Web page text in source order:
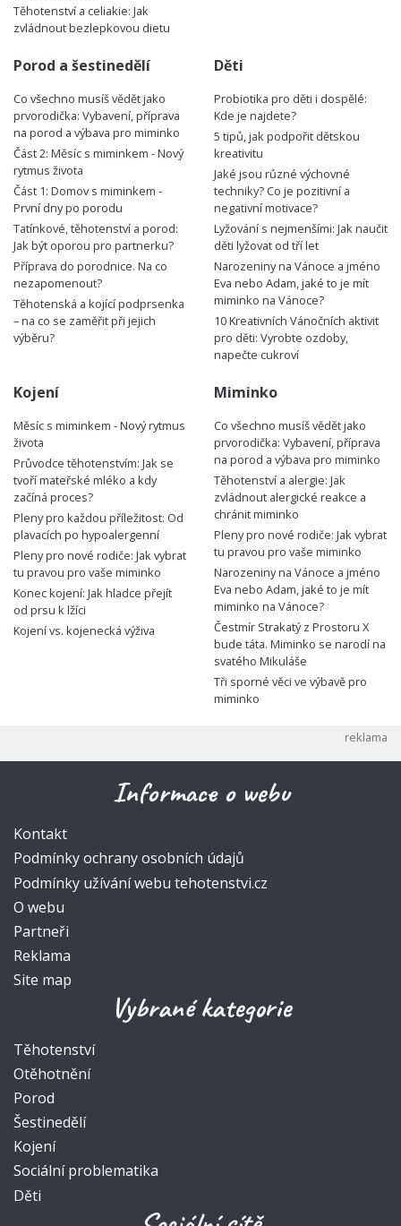
Těhotenství a celiakie: Jak
zvládnout bezlepkovou dietu
Porod a šestinedělí
Co všechno musíš vědět jako
prvorodička: Vybavení, příprava
na porod a výbava pro miminko
Část 2: Měsíc s miminkem - Nový
rytmus života
Část 1: Domov s miminkem -
První dny po porodu
Tatínkové, těhotenství a porod:
Jak být oporou pro partnerku?
Příprava do porodnice. Na co
nezapomenout?
Těhotenská a kojící podprsenka
– na co se zaměřit při jejich
výběru?
Děti
Probiotika pro děti i dospělé:
Kde je najdete?
5 tipů, jak podpořit dětskou
kreativitu
Jaké jsou různé výchovné
techniky? Co je pozitivní a
negativní motivace?
Lyžování s nejmenšími: Jak naučit
děti lyžovat od tří let
Narozeniny na Vánoce a jméno
Eva nebo Adam, jaké to je mít
miminko na Vánoce?
10 Kreativních Vánočních aktivit
pro děti: Vyrobte ozdoby,
napečte cukroví
Kojení
Měsíc s miminkem - Nový rytmus
života
Průvodce těhotenstvím: Jak se
tvoří mateřské mléko a kdy
začíná proces?
Pleny pro každou příležitost: Od
plavacích po hypoalergenní
Pleny pro nové rodiče: Jak vybrat
tu pravou pro vaše miminko
Konec kojení: Jak hladce přejít
od prsu k lžíci
Kojení vs. kojenecká výživa
Miminko
Co všechno musíš vědět jako
prvorodička: Vybavení, příprava
na porod a výbava pro miminko
Těhotenství a alergie: Jak
zvládnout alergické reakce a
chránit miminko
Pleny pro nové rodiče: Jak vybrat
tu pravou pro vaše miminko
Narozeniny na Vánoce a jméno
Eva nebo Adam, jaké to je mít
miminko na Vánoce?
Čestmír Strakatý z Prostoru X
bude táta. Miminko se narodí na
svatého Mikuláše
Tři sporné věci ve výbavě pro
miminko
Informace o webu
Kontakt
Podmínky ochrany osobních údajů
Podmínky užívání webu tehotenstvi.cz
O webu
Partneři
Reklama
Site map
Vybrané kategorie
Těhotenství
Otěhotnění
Porod
Šestinedělí
Kojení
Sociální problematika
Děti